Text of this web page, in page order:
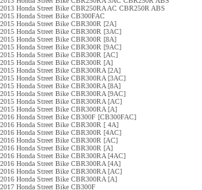
2013 Honda Street Bike CBR250RA AC CBR250R ABS
2015 Honda Street Bike CB300FAC
2015 Honda Street Bike CBR300R [2A]
2015 Honda Street Bike CBR300R [3AC]
2015 Honda Street Bike CBR300R [8A]
2015 Honda Street Bike CBR300R [9AC]
2015 Honda Street Bike CBR300R [AC]
2015 Honda Street Bike CBR300R [A]
2015 Honda Street Bike CBR300RA [2A]
2015 Honda Street Bike CBR300RA [3AC]
2015 Honda Street Bike CBR300RA [8A]
2015 Honda Street Bike CBR300RA [9AC]
2015 Honda Street Bike CBR300RA [AC]
2015 Honda Street Bike CBR300RA [A]
2016 Honda Street Bike CB300F [CB300FAC]
2016 Honda Street Bike CBR300R [ 4A]
2016 Honda Street Bike CBR300R [4AC]
2016 Honda Street Bike CBR300R [AC]
2016 Honda Street Bike CBR300R [A]
2016 Honda Street Bike CBR300RA [4AC]
2016 Honda Street Bike CBR300RA [4A]
2016 Honda Street Bike CBR300RA [AC]
2016 Honda Street Bike CBR300RA [A]
2017 Honda Street Bike CB300F